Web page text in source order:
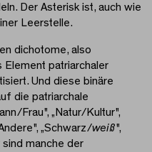
Der Asterisk ist, auch wie
Leerstelle.
dichotome, also
Element patriarchaler
Und diese binäre
die patriarchale
Frau", „Natur/Kultur",
„Schwarz/weiß",
manche der